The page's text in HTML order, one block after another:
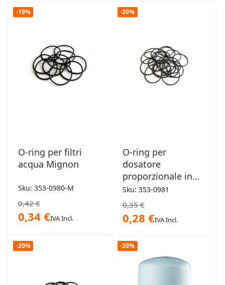
-19%
O-ring per filtri
acqua Mignon
Sku: 353-0980-M
0,42 €
0,34 €IVA Incl.
-20%
O-ring per
dosatore
proporzionale in
polvere Dosaplus
Sku: 353-0981
0,35 €
0,28 €IVA Incl.
-20% -20%